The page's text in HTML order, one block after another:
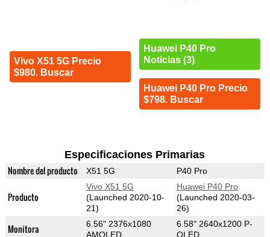
Vivo X51 5G Precio
$980. Buscar
Huawei P40 Pro
Noticias (3)
Huawei P40 Pro Precio
$798. Buscar
Especificaciones Primarias
Nombre del producto X51 5G P40 Pro
Producto
Vivo X51 5G
(Launched 2020-10-
21)
Huawei P40 Pro
(Launched 2020-03-
26)
Monitora
6.56" 2376x1080
AMOLED
6.58" 2640x1200 P-
OLED